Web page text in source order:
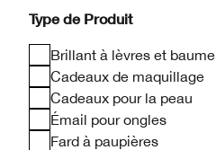
Type de Produit
Brillant à lèvres et baume
Cadeaux de maquillage
Cadeaux pour la peau
Émail pour ongles
Fard à paupières